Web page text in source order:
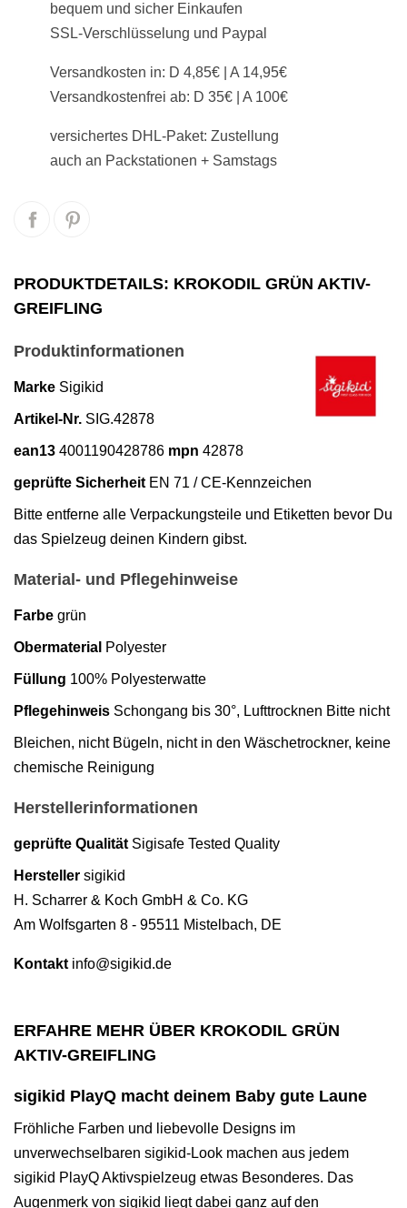
bequem und sicher Einkaufen
SSL-Verschlüsselung und Paypal
Versandkosten in: D 4,85€ | A 14,95€
Versandkostenfrei ab: D 35€ | A 100€
versichertes DHL-Paket: Zustellung
auch an Packstationen + Samstags
PRODUKTDETAILS: KROKODIL GRÜN AKTIV-
GREIFLING
Produktinformationen
Marke Sigikid
Artikel-Nr. SIG.42878
ean13 4001190428786 mpn 42878
geprüfte Sicherheit EN 71 / CE-Kennzeichen
Bitte entferne alle Verpackungsteile und Etiketten bevor Du
das Spielzeug deinen Kindern gibst.
Material- und Pflegehinweise
Farbe grün
Obermaterial Polyester
Füllung 100% Polyesterwatte
Pflegehinweis Schongang bis 30°, Lufttrocknen Bitte nicht
Bleichen, nicht Bügeln, nicht in den Wäschetrockner, keine
chemische Reinigung
Herstellerinformationen
geprüfte Qualität Sigisafe Tested Quality
Hersteller sigikid
H. Scharrer & Koch GmbH & Co. KG
Am Wolfsgarten 8 - 95511 Mistelbach, DE
Kontakt info@sigikid.de
ERFAHRE MEHR ÜBER KROKODIL GRÜN
AKTIV-GREIFLING
sigikid PlayQ macht deinem Baby gute Laune
Fröhliche Farben und liebevolle Designs im
unverwechselbaren sigikid-Look machen aus jedem
sigikid PlayQ Aktivspielzeug etwas Besonderes. Das
Augenmerk von sigikid liegt dabei ganz auf den